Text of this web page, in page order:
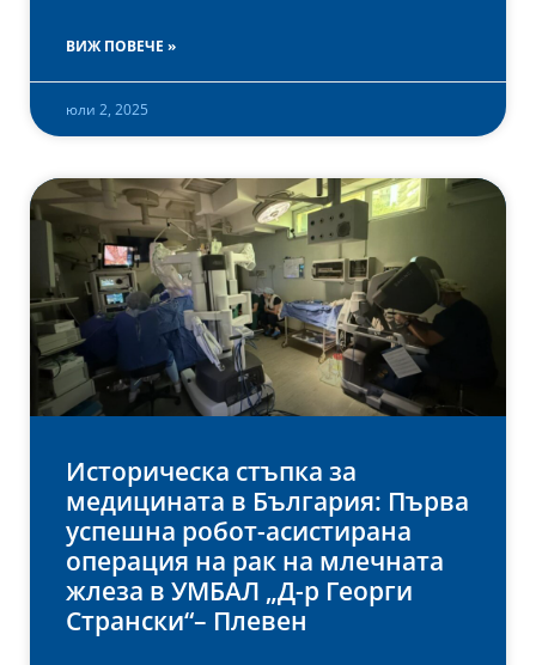
ВИЖ ПОВЕЧЕ »
юли 2, 2025
Историческа стъпка за
медицината в България: Първа
успешна робот-асистирана
операция на рак на млечната
жлеза в УМБАЛ „Д-р Георги
Странски“– Плевен